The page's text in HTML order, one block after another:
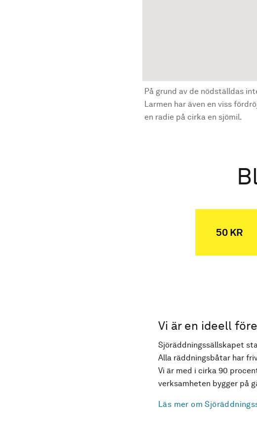
På grund av de nödställdas
Larmen har även en viss
en radie på cirka en sjömil.
50 KR
Vi är en ideell
Sjöräddningssällskapet
Alla räddningsbåtar har
Vi är med i cirka 90
verksamheten bygger på
Läs mer om